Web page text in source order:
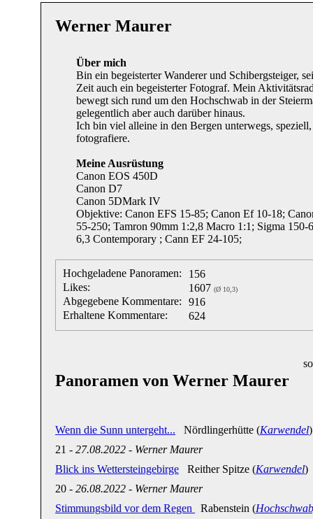
Werner Maurer
Über mich
Bin ein begeisterter Wanderer und Schibergsteiger,
Zeit auch ein begeisterter Fotograf. Mein
bewegt sich rund um den Hochschwab in der
gelegentlich aber auch darüber hinaus.
Ich bin viel alleine in den Bergen unterwegs,
fotografiere.
Meine Ausrüstung
Canon EOS 450D
Canon D7
Canon 5DMark IV
Objektive: Canon EFS 15-85; Canon Ef 10-18;
55-250; Tamron 90mm 1:2,8 Macro 1:1; Sigma 150-
6,3 Contemporary ; Cann EF 24-105;
Hochgeladene Panoramen:
156
Likes:
1607 (Ø 10,3)
Abgegebene Kommentare:
916
Erhaltene Kommentare:
624
Panoramen von Werner Maurer
Wenn die Sunn untergeht... Nördlingerhütte (Karwendel)
21 - 27.08.2022 - Werner Maurer
Blick ins Wettersteingebirge Reither Spitze (Karwendel)
20 - 26.08.2022 - Werner Maurer
Stimmungsbild vor dem Regen
Rabenstein (